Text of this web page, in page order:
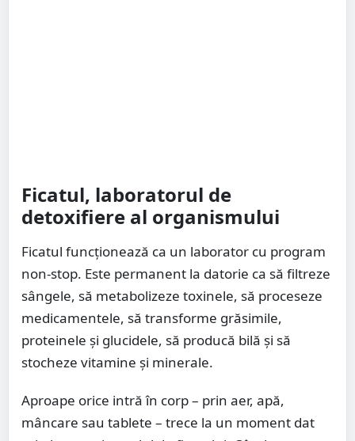
Ficatul, laboratorul de
detoxifiere al organismului
Ficatul funcționează ca un laborator cu program
non-stop. Este permanent la datorie ca să filtreze
sângele, să metabolizeze toxinele, să proceseze
medicamentele, să transforme grăsimile,
proteinele și glucidele, să producă bilă și să
stocheze vitamine și minerale.
Aproape orice intră în corp – prin aer, apă,
mâncare sau tablete – trece la un moment dat